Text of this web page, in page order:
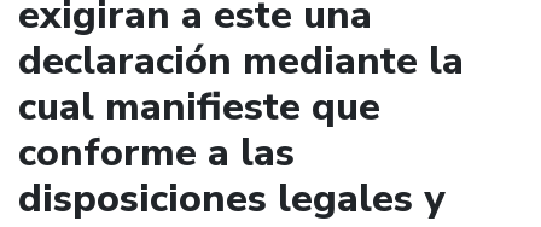
exigiran a este una
declaración mediante la
cual manifieste que
conforme a las
disposiciones legales y